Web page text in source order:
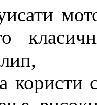
користи